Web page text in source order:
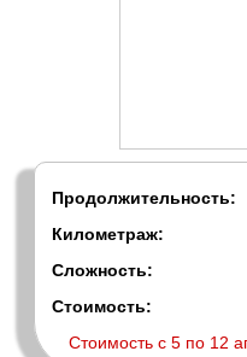
Продолжительность:
Километраж:
Сложность:
Стоимость:
Стоимость с 5 по 12